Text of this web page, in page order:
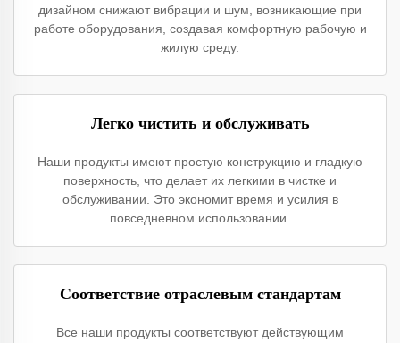
дизайном снижают вибрации и шум, возникающие при
работе оборудования, создавая комфортную рабочую и
жилую среду.
Легко чистить и обслуживать
Наши продукты имеют простую конструкцию и гладкую
поверхность, что делает их легкими в чистке и
обслуживании. Это экономит время и усилия в
повседневном использовании.
Соответствие отраслевым стандартам
Все наши продукты соответствуют действующим